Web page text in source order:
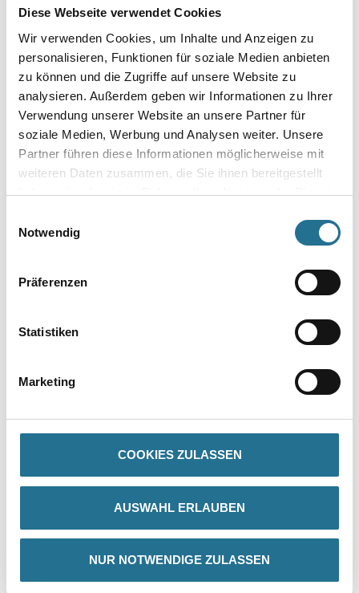
Diese Webseite verwendet Cookies
Wir verwenden Cookies, um Inhalte und Anzeigen zu
personalisieren, Funktionen für soziale Medien anbieten
zu können und die Zugriffe auf unsere Website zu
analysieren. Außerdem geben wir Informationen zu Ihrer
Verwendung unserer Website an unsere Partner für
soziale Medien, Werbung und Analysen weiter. Unsere
Partner führen diese Informationen möglicherweise mit
weiteren Daten zusammen, die Sie ihnen bereitgestellt
haben oder die sie im Rahmen Ihrer Nutzung der Dienste
Notwendig
Präferenzen
Statistiken
Marketing
COOKIES ZULASSEN
AUSWAHL ERLAUBEN
NUR NOTWENDIGE ZULASSEN
Länge in centimeter
Breite in centimeter
Gebinde
PRODUKTEIGENSCHAFTEN
- Über 100 Motive für jeden Geschmack
- Farblich anpassbare Tapetenmotive
- Hochwertige Trägermaterialien
- Ihr Fotomotiv auf Tapete
- Zertifizierte Faservliese
- Umweltfreundliche Latexfarben